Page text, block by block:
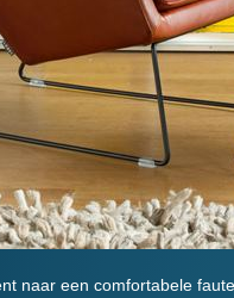
naar een comfortabele